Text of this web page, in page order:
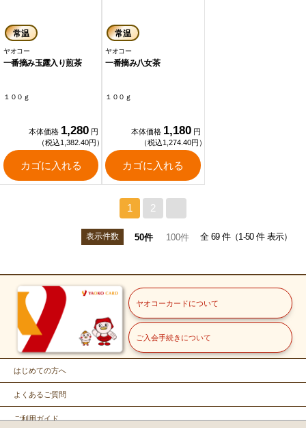
常温
ヤオコー
一番摘み玉露入り煎茶
１００ｇ
本体価格 1,280 円
（税込1,382.40円）
カゴに入れる
常温
ヤオコー
一番摘み八女茶
１００ｇ
本体価格 1,180 円
（税込1,274.40円）
カゴに入れる
1 2
表示件数 50件 100件 全 69 件（1-50 件 表示）
ヤオコーカードについて
ご入会手続きについて
はじめての方へ
よくあるご質問
ご利用ガイド